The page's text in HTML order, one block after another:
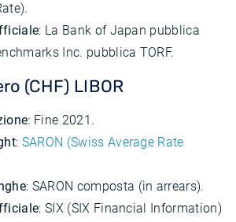
: La Bank of Japan pubblica
Inc. pubblica TORF.
(CHF) LIBOR
: Fine 2021.
: SARON (Swiss Average Rate
: SARON composta (in arrears).
: SIX (SIX Financial Information)